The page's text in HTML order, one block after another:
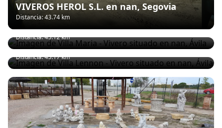
VIVEROS HEROL S.L. en nan, Segovia
Distancia: 43.74 km
Villa Maria - Vivero en nan, Ávila
Distancia: 45.12 km
Villa Lennon - Vivero en nan, Ávila
Distancia: 45.17 km